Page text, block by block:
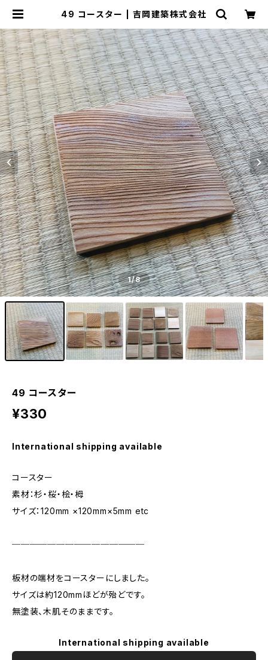
49 コースター | 吉岡建築株式会社
1/8
49 コースター
¥330
International shipping available
コースター
素材：杉・桜・桧・栂
サイズ：120mm ×120mm×5mm etc
───────────────
板材の端材をコースターにしました。
サイズは約120mmほどが殆どです。
無塗装、木肌そのままです。
International shipping available